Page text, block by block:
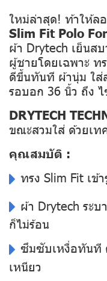
ใหม่ล่าสุด! ท้าให้ล
Slim Fit Polo
ผ้า Drytech เย็นส
ผู้ชายโดยเฉพาะ ท
ดีขึ้นทันที ผ้านุ่ม ใส่
รอบอก 36 นิ้ว ถึง
DRYTECH
ขณะสวมใส่ ด้วยเ
คุณสมบัติ :
ทรง Slim Fit เข้
ผ้า Drytech ระบ
ก็ไม่ร้อน
ซึมซับเหงื่อทันที
เหนียว